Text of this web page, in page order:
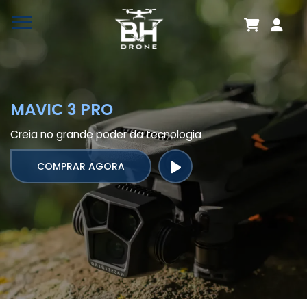
MAVIC 3 PRO
Creia no grande poder da tecnologia
COMPRAR AGORA